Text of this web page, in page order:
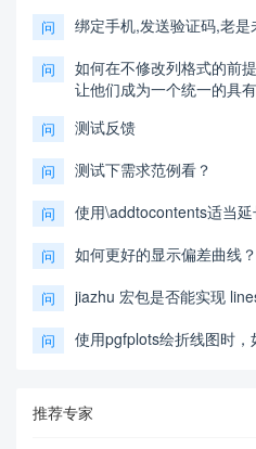
问 绑定手机,发送验证码,老
问
如何在不修改列格式的前
让他们成为一个统一的具
问 测试反馈
问 测试下需求范例看？
问 使用\addtocontents适当
问 如何更好的显示偏差曲线？
问 jiazhu 宏包是否能实现
问 使用pgfplots绘折线图时
推荐专家